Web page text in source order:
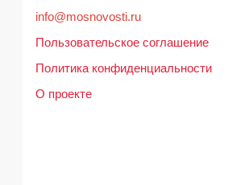
info@mosnovosti.ru
Пользовательское соглашение
Политика конфиденциальности
О проекте